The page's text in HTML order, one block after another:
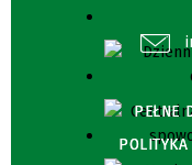
PEŁNE